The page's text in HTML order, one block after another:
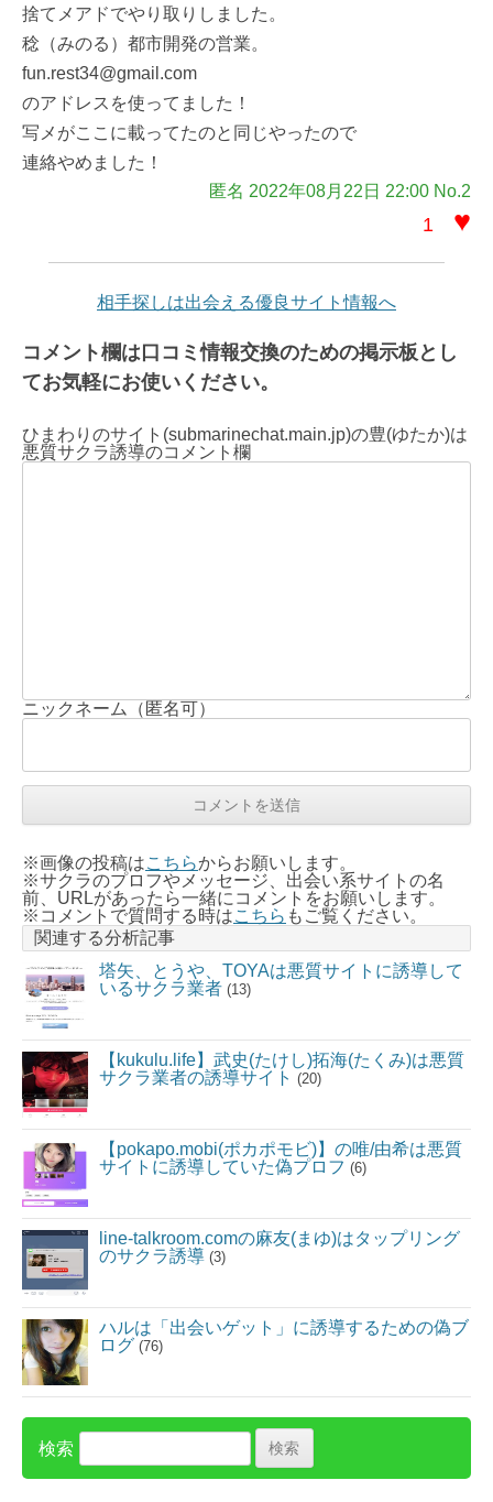
捨てメアドでやり取りしました。
稔（みのる）都市開発の営業。
fun.rest34@gmail.com
のアドレスを使ってました！
写メがここに載ってたのと同じやったので
連絡やめました！
匿名 2022年08月22日 22:00 No.2
1 ♥
相手探しは出会える優良サイト情報へ
コメント欄は口コミ情報交換のための掲示板とし
てお気軽にお使いください。
ひまわりのサイト(submarinechat.main.jp)の豊(ゆたか)は
悪質サクラ誘導のコメント欄
ニックネーム（匿名可）
※画像の投稿はこちらからお願いします。
※サクラのプロフやメッセージ、出会い系サイトの名
前、URLがあったら一緒にコメントをお願いします。
※コメントで質問する時はこちら もご覧ください。
関連する分析記事
塔矢、とうや、TOYAは悪質サイトに誘導して
いるサクラ業者 (13)
【kukulu.life】武史(たけし)拓海(たくみ)は悪質
サクラ業者の誘導サイト (20)
【pokapo.mobi(ポカポモビ)】の唯/由希は悪質
サイトに誘導していた偽プロフ (6)
line-talkroom.comの麻友(まゆ)はタップリング
のサクラ誘導 (3)
ハルは「出会いゲット」に誘導するための偽ブ
ログ (76)
検索